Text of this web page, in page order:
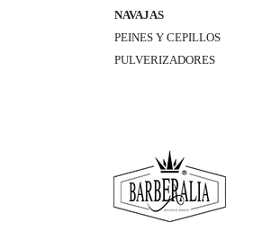
NAVAJAS
PEINES Y CEPILLOS
PULVERIZADORES